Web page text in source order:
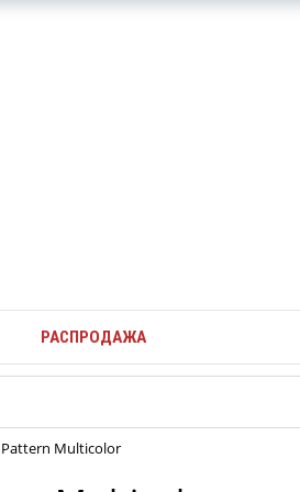
РАСПРОДАЖА
Multicolor